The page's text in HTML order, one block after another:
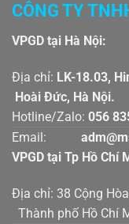
CÔNG TY
VPGD tại Hà Nội:
Địa chỉ: LK-
Hoài Đức, Hà Nội.
Hotline/Zalo: 056
Email:
VPGD tại Tp Hồ Chí
Địa chỉ: 38
Thành phố Hồ Chí